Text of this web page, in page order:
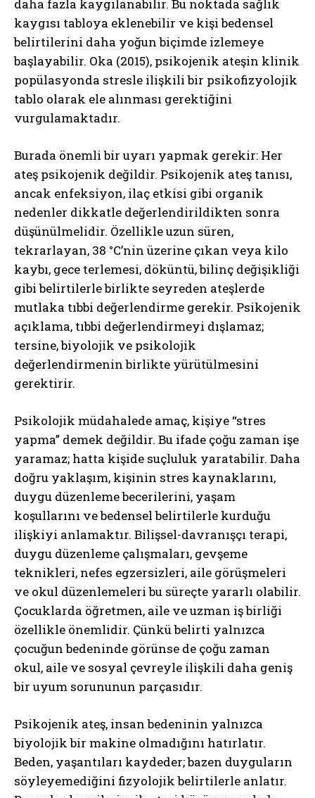
daha fazla kaygılanabilir. Bu noktada sağlık
kaygısı tabloya eklenebilir ve kişi bedensel
belirtilerini daha yoğun biçimde izlemeye
başlayabilir. Oka (2015), psikojenik ateşin klinik
popülasyonda stresle ilişkili bir psikofizyolojik
tablo olarak ele alınması gerektiğini
vurgulamaktadır.
Burada önemli bir uyarı yapmak gerekir: Her
ateş psikojenik değildir. Psikojenik ateş tanısı,
ancak enfeksiyon, ilaç etkisi gibi organik
nedenler dikkatle değerlendirildikten sonra
düşünülmelidir. Özellikle uzun süren,
tekrarlayan, 38 °C’nin üzerine çıkan veya kilo
kaybı, gece terlemesi, döküntü, bilinç değişikliği
gibi belirtilerle birlikte seyreden ateşlerde
mutlaka tıbbi değerlendirme gerekir. Psikojenik
açıklama, tıbbi değerlendirmeyi dışlamaz;
tersine, biyolojik ve psikolojik
değerlendirmenin birlikte yürütülmesini
gerektirir.
Psikolojik müdahalede amaç, kişiye “stres
yapma” demek değildir. Bu ifade çoğu zaman işe
yaramaz; hatta kişide suçluluk yaratabilir. Daha
doğru yaklaşım, kişinin stres kaynaklarını,
duygu düzenleme becerilerini, yaşam
koşullarını ve bedensel belirtilerle kurduğu
ilişkiyi anlamaktır. Bilişsel-davranışçı terapi,
duygu düzenleme çalışmaları, gevşeme
teknikleri, nefes egzersizleri, aile görüşmeleri
ve okul düzenlemeleri bu süreçte yararlı olabilir.
Çocuklarda öğretmen, aile ve uzman iş birliği
özellikle önemlidir. Çünkü belirti yalnızca
çocuğun bedeninde görünse de çoğu zaman
okul, aile ve sosyal çevreyle ilişkili daha geniş
bir uyum sorununun parçasıdır.
Psikojenik ateş, insan bedeninin yalnızca
biyolojik bir makine olmadığını hatırlatır.
Beden, yaşantıları kaydeder; bazen duyguların
söyleyemediğini fizyolojik belirtilerle anlatır.